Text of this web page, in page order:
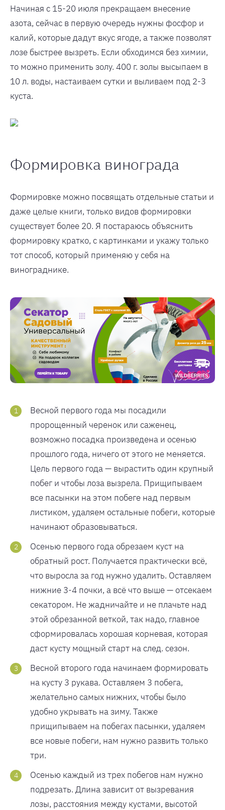
Начиная с 15-20 июля прекращаем внесение
азота, сейчас в первую очередь нужны фосфор и
калий, которые дадут вкус ягоде, а также позволят
лозе быстрее вызреть. Если обходимся без химии,
то можно применить золу. 400 г. золы высыпаем в
10 л. воды, настаиваем сутки и выливаем под 2-3
куста.
Формировка винограда
Формировке можно посвящать отдельные статьи и
даже целые книги, только видов формировки
существует более 20. Я постараюсь объяснить
формировку кратко, с картинками и укажу только
тот способ, который применяю у себя на
винограднике.
Весной первого года мы посадили
пророщенный черенок или саженец,
возможно посадка произведена и осенью
прошлого года, ничего от этого не меняется.
Цель первого года — вырастить один крупный
побег и чтобы лоза вызрела. Прищипываем
все пасынки на этом побеге над первым
листиком, удаляем остальные побеги, которые
начинают образовываться.
Осенью первого года обрезаем куст на
обратный рост. Получается практически всё,
что выросла за год нужно удалить. Оставляем
нижние 3-4 почки, а всё что выше — отсекаем
секатором. Не жадничайте и не плачьте над
этой обрезанной веткой, так надо, главное
сформировалась хорошая корневая, которая
даст кусту мощный старт на след. сезон.
Весной второго года начинаем формировать
на кусту 3 рукава. Оставляем 3 побега,
желательно самых нижних, чтобы было
удобно укрывать на зиму. Также
прищипываем на побегах пасынки, удаляем
все новые побеги, нам нужно развить только
три.
Осенью каждый из трех побегов нам нужно
подрезать. Длина зависит от вызревания
лозы, расстояния между кустами, высотой